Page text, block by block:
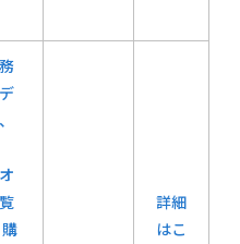
詳細
はこ